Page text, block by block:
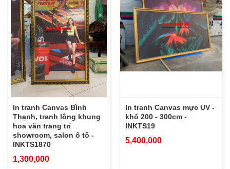
In tranh Canvas Bình
Thạnh, tranh lồng khung
hoa văn trang trí
showroom, salon ô tô -
INKTS1870
1,300,000
In tranh Canvas mực UV -
khổ 200 - 300cm -
INKTS19
5,400,000